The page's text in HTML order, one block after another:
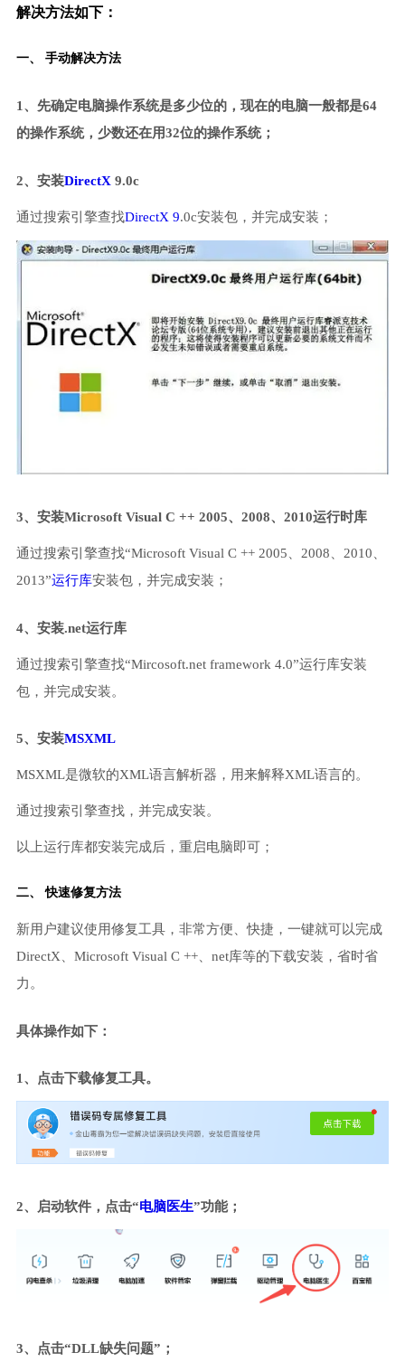
解决方法如下：
一、 手动解决方法
1、先确定电脑操作系统是多少位的，现在的电脑一般都是64
的操作系统，少数还在用32位的操作系统；
2、安装DirectX 9.0c
通过搜索引擎查找DirectX 9.0c安装包，并完成安装；
3、安装Microsoft Visual C ++ 2005、2008、2010运行时库
通过搜索引擎查找“Microsoft Visual C ++ 2005、2008、2010、
2013”运行库安装包，并完成安装；
4、安装.net运行库
通过搜索引擎查找“Mircosoft.net framework 4.0”运行库安装
包，并完成安装。
5、安装MSXML
MSXML是微软的XML语言解析器，用来解释XML语言的。
通过搜索引擎查找，并完成安装。
以上运行库都安装完成后，重启电脑即可；
二、 快速修复方法
新用户建议使用修复工具，非常方便、快捷，一键就可以完成
DirectX、Microsoft Visual C ++、net库等的下载安装，省时省
力。
具体操作如下：
1、点击下载修复工具。
2、启动软件，点击“电脑医生”功能；
3、点击“DLL缺失问题”；